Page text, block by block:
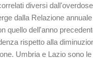
diversi
dalla Relazione
quello dell'anno
rispetto alla
Umbria e Lazio sono